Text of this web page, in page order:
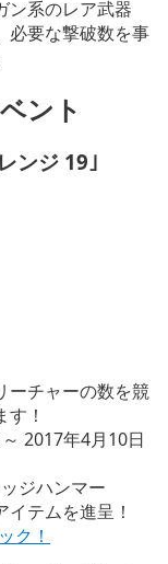
ン系のレア武器
必要な撃破数を事
ント
ンジ 19｣
ーチャーの数を競
！
2017年4月10日
ジハンマー
イテムを進呈！
ク！